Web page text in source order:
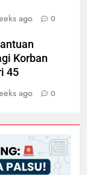
ago 0
Korban
45
ago 0